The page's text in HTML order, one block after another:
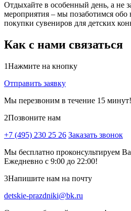
Отдыхайте в особенный день, а не
мероприятия – мы позаботимся обо
покупки сувениров для детских
Как с нами связаться
1Нажмите на кнопку
Отправить заявку
Мы перезвоним в течение 15 минут!
2Позвоните нам
+7 (495) 230 25 26 Заказать звонок
Мы бесплатно проконсультируем
Ежедневно с 9:00 до 22:00!
3Напишите нам на почту
detskie-prazdniki@bk.ru